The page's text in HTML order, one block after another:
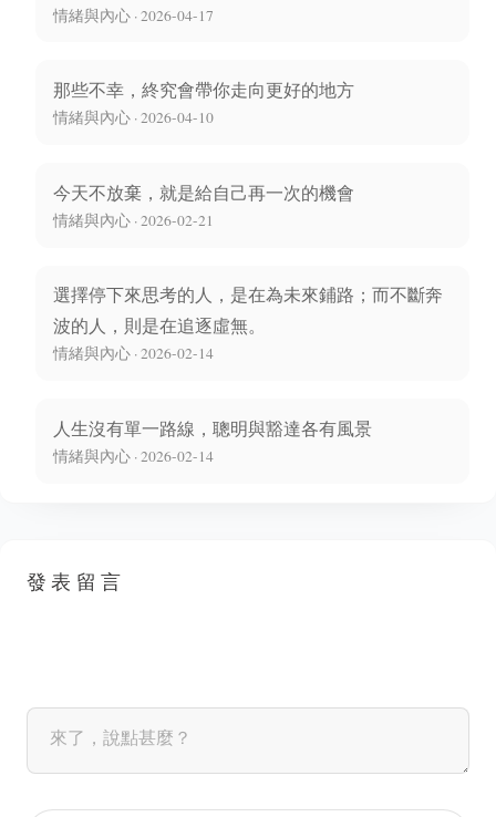
情緒與內心 · 2026-04-17
那些不幸，終究會帶你走向更好的地方
情緒與內心 · 2026-04-10
今天不放棄，就是給自己再一次的機會
情緒與內心 · 2026-02-21
選擇停下來思考的人，是在為未來鋪路；而不斷奔
波的人，則是在追逐虛無。
情緒與內心 · 2026-02-14
人生沒有單一路線，聰明與豁達各有風景
情緒與內心 · 2026-02-14
發表留言